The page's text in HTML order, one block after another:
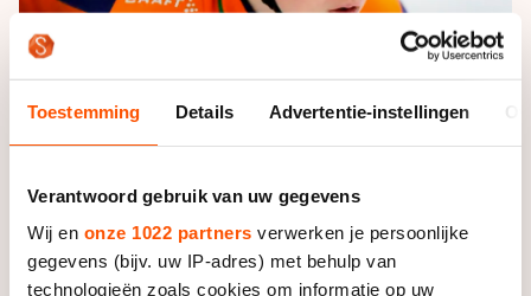
Toestemming Details Advertentie-instellingen
Verantwoord gebruik van uw gegevens
Wij en onze 1022 partners verwerken je persoonlijke
gegevens (bijv. uw IP-adres) met behulp van
technologieën zoals cookies om informatie op uw
Livestreams
Winacties
Medaillespiegel
Olympische uitslagen
Van Jong tot Goud verhalen
Foto: Sander Chamid